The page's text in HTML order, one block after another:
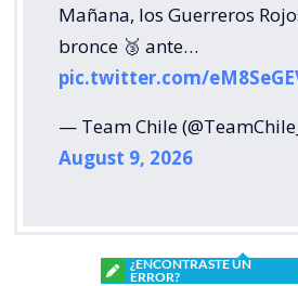
Mañana, los Guerreros
bronce 🥉 ante…
pic.twitter.com/
— Team Chile
August 9, 2026
¿ENCONTRASTE UN
ERROR?